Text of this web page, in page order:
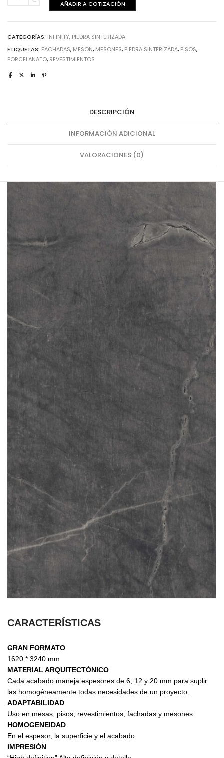
AÑADIR A COTIZACIÓN
CATEGORÍAS: INFINITY, PIEDRA SINTERIZADA
ETIQUETAS: FACHADAS, MESON, MESONES, PIEDRA SINTERIZADA, PISOS,
PORCELANATO, REVESTIMIENTOS
DESCRIPCIÓN
INFORMACIÓN ADICIONAL
VALORACIONES (0)
CARACTERÍSTICAS
GRAN FORMATO
1620 * 3240 mm
MATERIAL ARQUITECTÓNICO
Cada acabado maneja espesores de 6, 12 y 20 mm para suplir
las homogéneamente todas necesidades de un proyecto.
ADAPTABILIDAD
Uso en mesas, pisos, revestimientos, fachadas y mesones
HOMOGENEIDAD
En el espesor, la superficie y el acabado
IMPRESIÓN